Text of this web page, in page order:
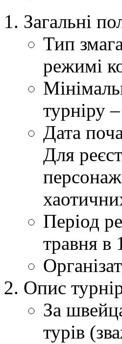
Загальні
Тип
режимі
турніру
Дата
Для
Період
травня в
Опис
За
турів